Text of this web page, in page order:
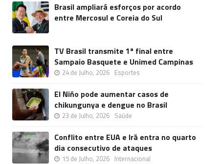
Brasil ampliará esforços por acordo
entre Mercosul e Coreia do Sul
TV Brasil transmite 1ª final entre
Sampaio Basquete e Unimed Campinas
24 de Julho, 2026 Esportes
El Niño pode aumentar casos de
chikungunya e dengue no Brasil
23 de Julho, 2026 Saúde
Conflito entre EUA e Irã entra no quarto
dia consecutivo de ataques
15 de Julho, 2026 Internacional